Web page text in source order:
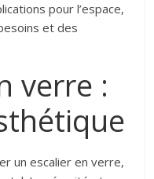
pour l’espace,
et des
verre :
un escalier en verre,